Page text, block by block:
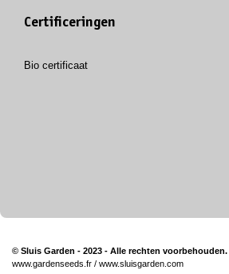
Certificeringen
Bio certificaat
© Sluis Garden - 2023 - Alle rechten voorbehouden.
www.gardenseeds.fr / www.sluisgarden.com